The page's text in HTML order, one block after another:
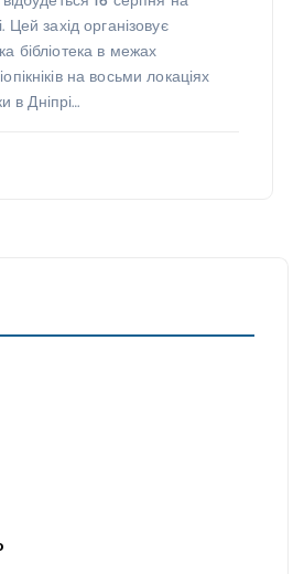
Цей захід організовує
бібліотека в межах
на восьми локаціях
в Дніпрі…